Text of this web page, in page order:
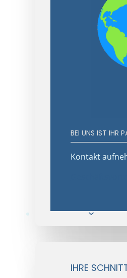
BEI UNS IST IHR
Kontakt
E-Commerce
IHRE